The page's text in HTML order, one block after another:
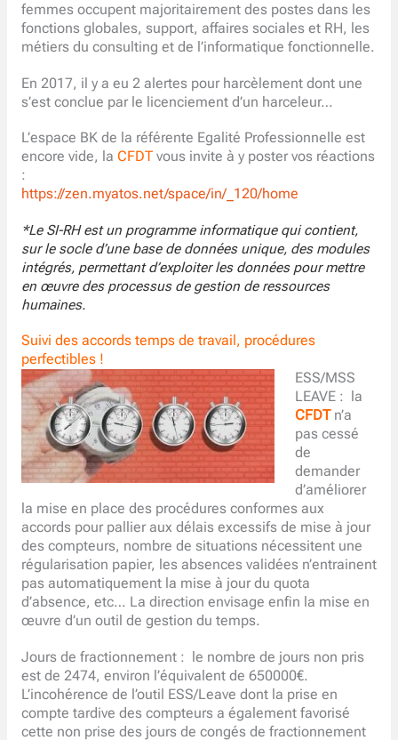
femmes occupent majoritairement des postes dans les
fonctions globales, support, affaires sociales et RH, les
métiers du consulting et de l’informatique fonctionnelle.
En 2017, il y a eu 2 alertes pour harcèlement dont une
s’est conclue par le licenciement d’un harceleur…
L’espace BK de la référente Egalité Professionnelle est
encore vide, la CFDTvous invite à y poster vos réactions
:
https://zen.myatos.net/space/in/_120/home
*Le SI-RH est un programme informatique qui contient,
sur le socle d’une base de données unique, des modules
intégrés, permettant d’exploiter les données pour mettre
en œuvre des processus de gestion de ressources
humaines.
Suivi des accords temps de travail, procédures
perfectibles !
ESS/MSS
LEAVE : la
CFDT n’a
pas cessé
de
demander
d’améliorer
la mise en place des procédures conformes aux
accords pour pallier aux délais excessifs de mise à jour
des compteurs, nombre de situations nécessitent une
régularisation papier, les absences validées n’entrainent
pas automatiquement la mise à jour du quota
d’absence, etc… La direction envisage enfin la mise en
œuvre d’un outil de gestion du temps.
Jours de fractionnement : le nombre de jours non pris
est de 2474, environ l’équivalent de 650000€.
L’incohérence de l’outil ESS/Leave dont la prise en
compte tardive des compteurs a également favorisé
cette non prise des jours de congés de fractionnement